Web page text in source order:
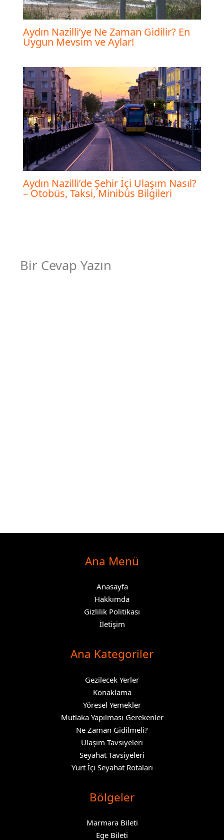
Aydın Nazilli’ye Ne Zaman Gidilir? En
Uygun Mevsim ve Aylar!
Aydın Nazilli’de Şehir İçi Ulaşım Nasıl?
– Otobüs, Taksi, Minibüs Bilgileri
Bir Cevap Yazın
Ana Menü
Anasayfa
Hakkımda
Gizlilik Politikası
İletişim
Ana Kategoriler
Gezilecek Yerler
Konaklama
Yöresel Yemekler
Mutlaka Yapılması Gerekenler
Ne Zaman Gidilmeli?
Ulaşım Tavsiyeleri
Seyahat Tavsiyeleri
Yurt İçi Seyahat Rotaları
Bölgeler
Marmara Bileti
Ege Bileti